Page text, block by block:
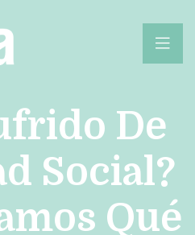
De
Social?
Qué